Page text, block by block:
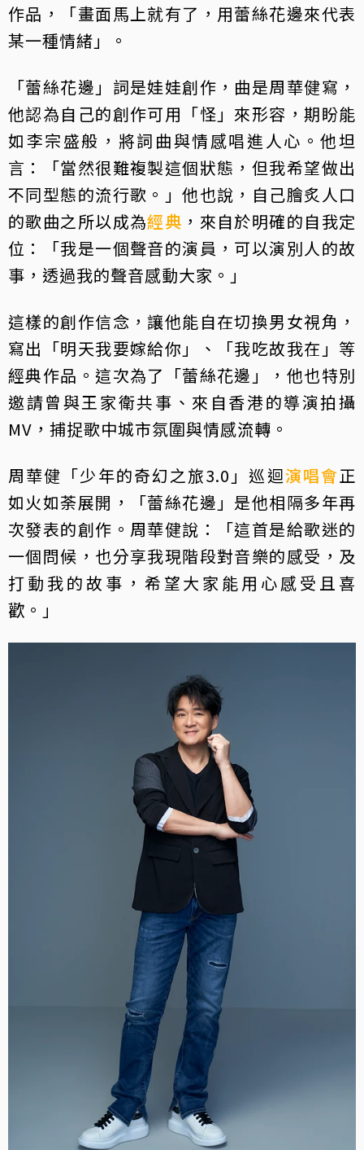
作品，「畫面馬上就有了，用蕾絲花邊來代表
某一種情緒」。
「蕾絲花邊」詞是娃娃創作，曲是周華健寫，
他認為自己的創作可用「怪」來形容，期盼能
如李宗盛般，將詞曲與情感唱進人心。他坦
言：「當然很難複製這個狀態，但我希望做出
不同型態的流行歌。」他也說，自己膾炙人口
的歌曲之所以成為經典 ，來自於明確的自我定
位：「我是一個聲音的演員，可以演別人的故
事，透過我的聲音感動大家。」
這樣的創作信念，讓他能自在切換男女視角，
寫出「明天我要嫁給你」、「我吃故我在」等
經典作品。這次為了「蕾絲花邊」，他也特別
邀請曾與王家衛共事、來自香港的導演拍攝
MV，捕捉歌中城市氛圍與情感流轉。
周華健「少年的奇幻之旅3.0」巡迴演唱會正
如火如荼展開，「蕾絲花邊」是他相隔多年再
次發表的創作。周華健說：「這首是給歌迷的
一個問候，也分享我現階段對音樂的感受，及
打動我的故事，希望大家能用心感受且喜
歡。」